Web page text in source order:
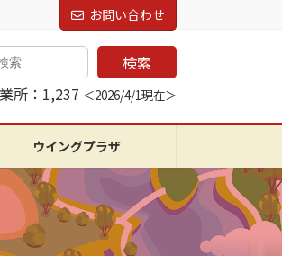
お問い合わせ
検索
所：1,237 ＜2026/4/1現在＞
ウイングプラザ